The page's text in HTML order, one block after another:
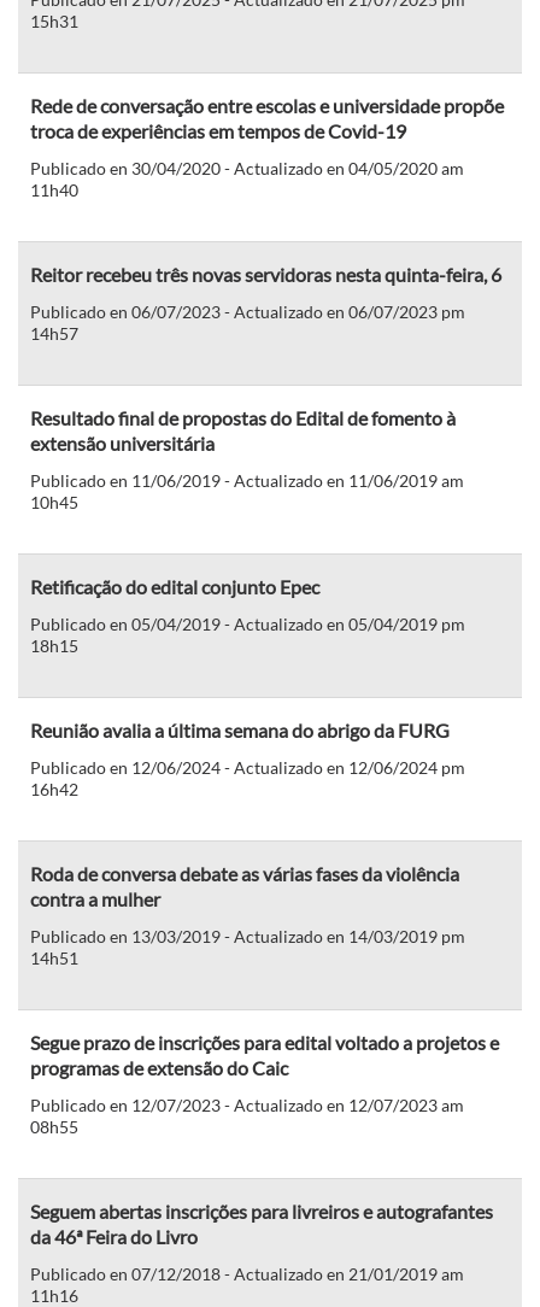
15h31
Rede de conversação entre escolas e universidade propõe
troca de experiências em tempos de Covid-19
Publicado en 30/04/2020 - Actualizado en 04/05/2020 am
11h40
Reitor recebeu três novas servidoras nesta quinta-feira, 6
Publicado en 06/07/2023 - Actualizado en 06/07/2023 pm
14h57
Resultado final de propostas do Edital de fomento à
extensão universitária
Publicado en 11/06/2019 - Actualizado en 11/06/2019 am
10h45
Retificação do edital conjunto Epec
Publicado en 05/04/2019 - Actualizado en 05/04/2019 pm
18h15
Reunião avalia a última semana do abrigo da FURG
Publicado en 12/06/2024 - Actualizado en 12/06/2024 pm
16h42
Roda de conversa debate as várias fases da violência
contra a mulher
Publicado en 13/03/2019 - Actualizado en 14/03/2019 pm
14h51
Segue prazo de inscrições para edital voltado a projetos e
programas de extensão do Caic
Publicado en 12/07/2023 - Actualizado en 12/07/2023 am
08h55
Seguem abertas inscrições para livreiros e autografantes
da 46ª Feira do Livro
Publicado en 07/12/2018 - Actualizado en 21/01/2019 am
11h16